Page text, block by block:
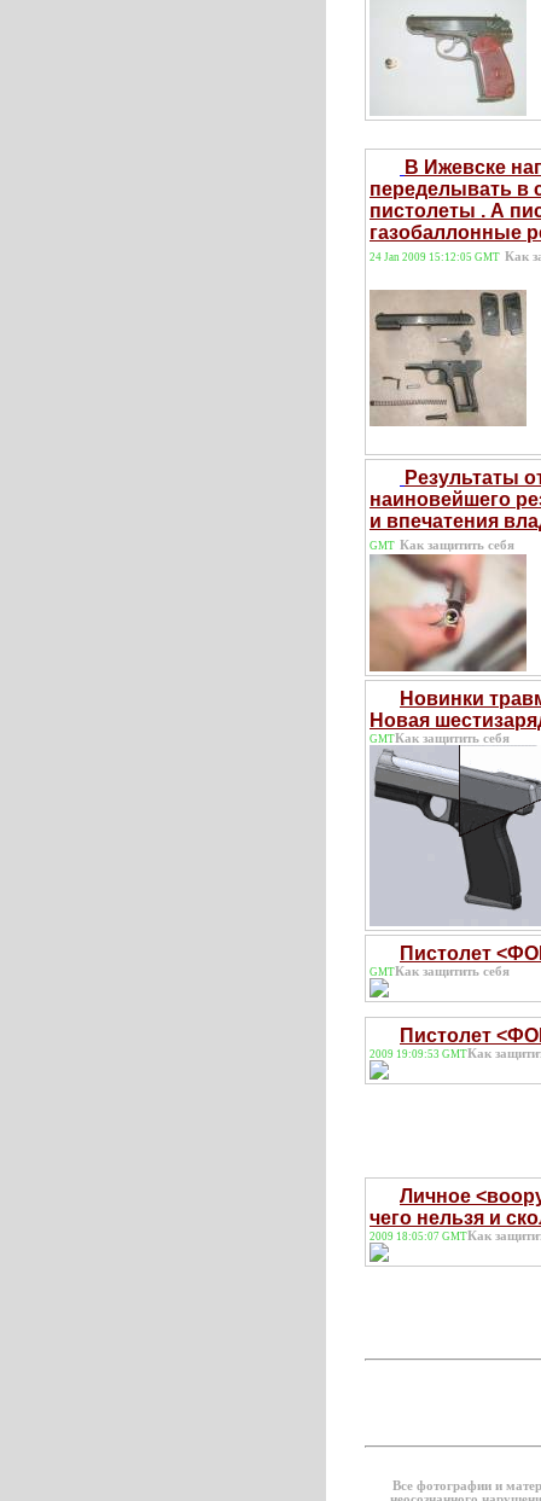
В Ижевске
переделывать в
пистолеты . А
газобаллонные
24 Jan 2009 15:12:05 GMT Как
Результаты
наиновейшего
и впечатения
GMT Как защитить себя
Новинки
Новая
GMTКак защитить себя
Пистолет
GMTКак защитить себя
Пистолет
2009 19:09:53 GMTКак
Личное
чего нельзя и
2009 18:05:07 GMTКак
Все фотографии и